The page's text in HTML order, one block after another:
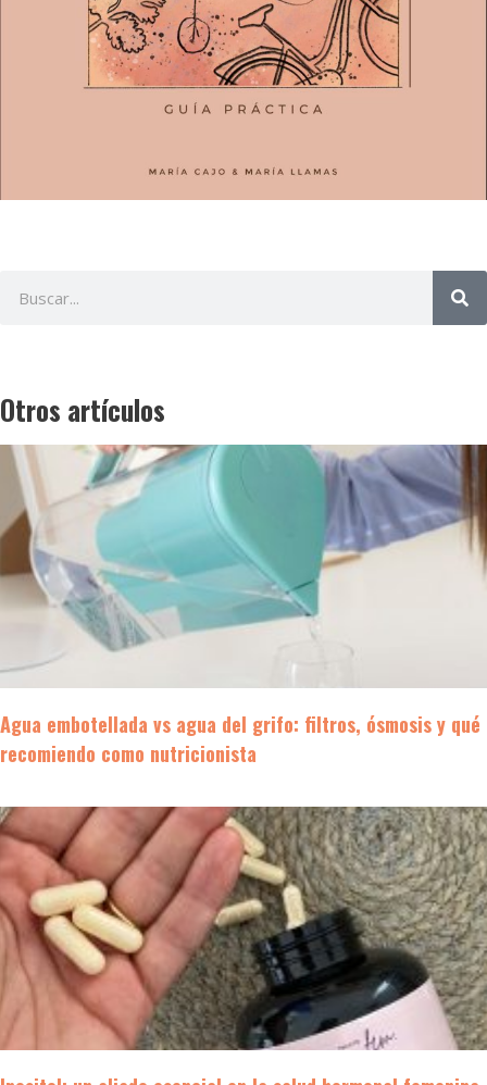
Otros artículos
Agua embotellada vs agua del grifo: filtros, ósmosis y qué
recomiendo como nutricionista